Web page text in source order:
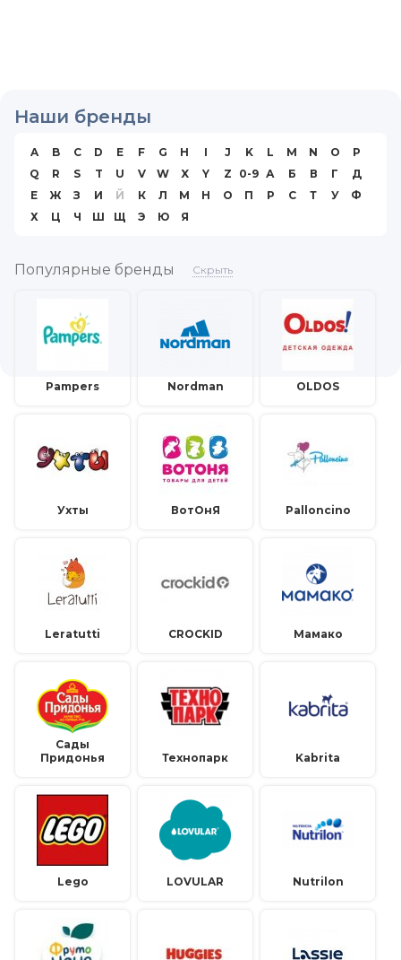
Наши бренды
A B C D E F G H I J K L M N O
P
Q
R S T U V W X Y Z 0-9 А Б В Г
Д
Е
Ж З И Й К Л М Н О П Р С Т У
Ф
Х
Ц Ч Ш Щ Э Ю Я
Популярные бренды Скрыть
Pampers Nordman OLDOS
Ухты ВотОнЯ Palloncino
Leratutti CROCKID Мамако
Сады
Придонья
Технопарк Kabrita
Lego LOVULAR Nutrilon